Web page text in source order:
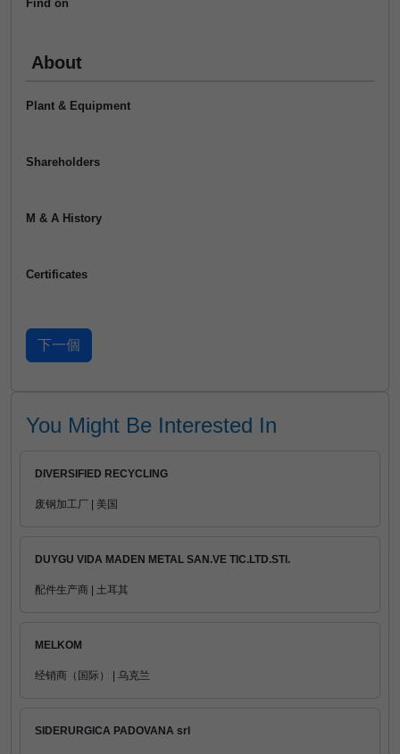
Find on
About
Plant & Equipment
Shareholders
M & A History
Certificates
You Might Be Interested In
DIVERSIFIED RECYCLING
废钢加工厂 | 美国
DUYGU VIDA MADEN METAL SAN.VE TIC.LTD.STI.
配件生产商 | 土耳其
MELKOM
经销商（国际） | 乌克兰
SIDERURGICA PADOVANA srl